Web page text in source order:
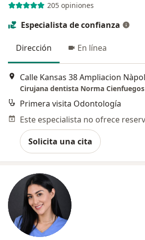
205 opiniones
Especialista de confianza
Dirección En línea
Cirujana dentista Norma Cienfuegos
Primera visita Odontología
Solicita una cita